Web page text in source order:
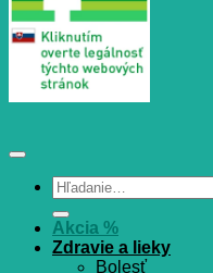
Hľadať:
Akcia %
Zdravie a lieky
Bolesť